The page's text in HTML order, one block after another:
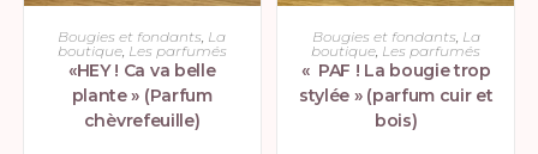
CHOIX DES OPTIONS
Bougies et fondants La
boutique, Les parfumés
«HEY ! Ca va belle
plante » (Parfum
chèvrefeuille)
CHOIX DES OPTIONS
Bougies et fondants La
boutique Les parfumés
« PAF ! La bougie trop
stylée » (parfum cuir et
bois)